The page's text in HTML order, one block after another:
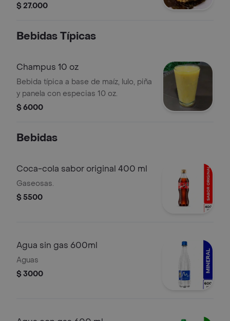
$ 27.000
Bebidas Típicas
Champus 10 oz
Bebida típica a base de maíz, lulo, piña
y panela con especias 10 oz.
$ 6000
Bebidas
Coca-cola sabor original 400 ml
Gaseosas.
$ 5500
Agua sin gas 600ml
Aguas
$ 3000